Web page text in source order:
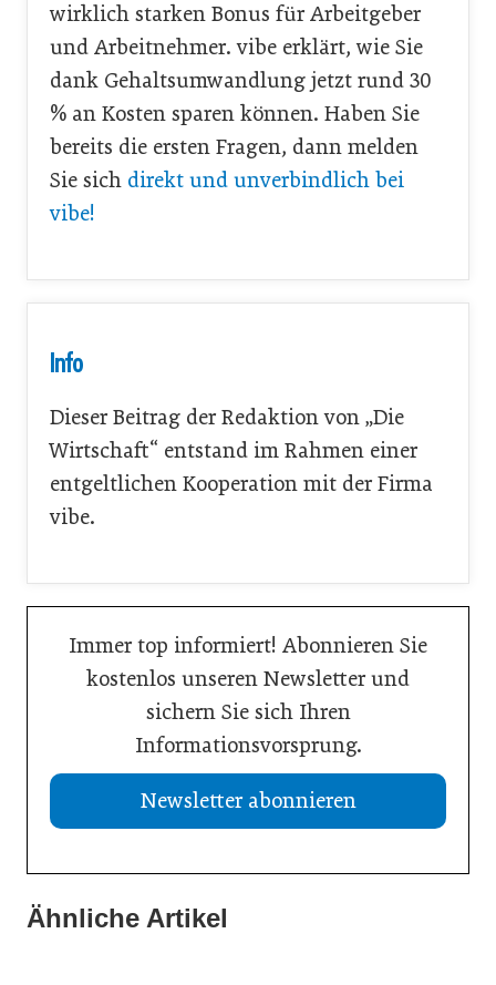
wirklich starken Bonus für Arbeitgeber
und Arbeitnehmer. vibe erklärt, wie Sie
dank Gehaltsumwandlung jetzt rund 30
% an Kosten sparen können. Haben Sie
bereits die ersten Fragen, dann melden
Sie sich direkt und unverbindlich bei
vibe!
Info
Dieser Beitrag der Redaktion von „Die
Wirtschaft“ entstand im Rahmen einer
entgeltlichen Kooperation mit der Firma
vibe.
Immer top informiert! Abonnieren Sie
kostenlos unseren Newsletter und
sichern Sie sich Ihren
Informationsvorsprung.
Newsletter abonnieren
Ähnliche Artikel
02. Juli 2026